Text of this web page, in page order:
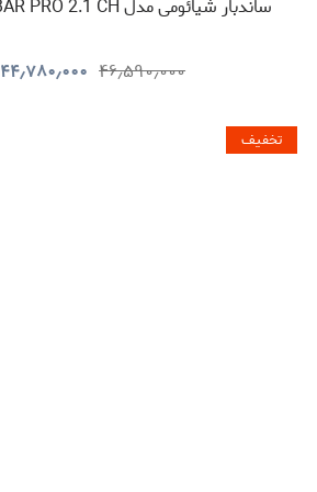
ساندبار شیائومی مدل XIAOMI SOUNDBAR PRO 2.1 CH
۴۶٫۵۹۰٫۰۰۰ ۴۴٫۷۸۰٫۰۰۰
تخفیف